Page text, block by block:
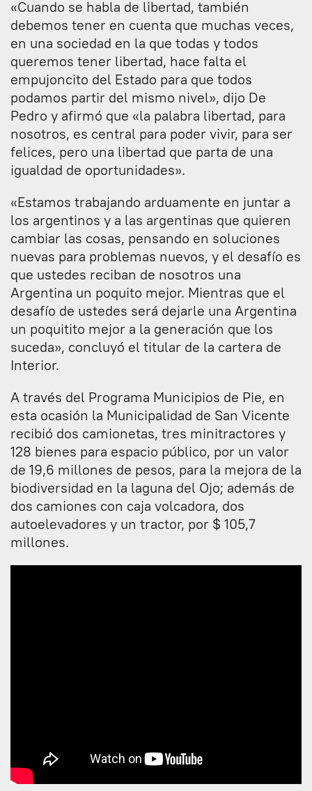
«Cuando se habla de libertad, también
debemos tener en cuenta que muchas veces,
en una sociedad en la que todas y todos
queremos tener libertad, hace falta el
empujoncito del Estado para que todos
podamos partir del mismo nivel», dijo De
Pedro y afirmó que «la palabra libertad, para
nosotros, es central para poder vivir, para ser
felices, pero una libertad que parta de una
igualdad de oportunidades».
«Estamos trabajando arduamente en juntar a
los argentinos y a las argentinas que quieren
cambiar las cosas, pensando en soluciones
nuevas para problemas nuevos, y el desafío es
que ustedes reciban de nosotros una
Argentina un poquito mejor. Mientras que el
desafío de ustedes será dejarle una Argentina
un poquitito mejor a la generación que los
suceda», concluyó el titular de la cartera de
Interior.
A través del Programa Municipios de Pie, en
esta ocasión la Municipalidad de San Vicente
recibió dos camionetas, tres minitractores y
128 bienes para espacio público, por un valor
de 19,6 millones de pesos, para la mejora de la
biodiversidad en la laguna del Ojo; además de
dos camiones con caja volcadora, dos
autoelevadores y un tractor, por $ 105,7
millones.